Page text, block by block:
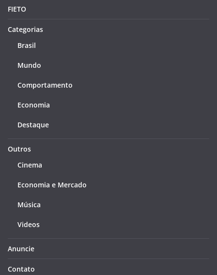
FIETO
Categorias
Brasil
Mundo
Comportamento
Economia
Destaque
Outros
Cinema
Economia e Mercado
Música
Videos
Anuncie
Contato